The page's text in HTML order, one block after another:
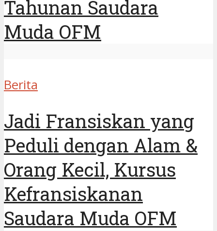
Tahunan Saudara
Muda OFM
Berita
Jadi Fransiskan yang
Peduli dengan Alam &
Orang Kecil, Kursus
Kefransiskanan
Saudara Muda OFM